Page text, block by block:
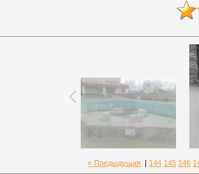
« Предыдущая 144 145 146